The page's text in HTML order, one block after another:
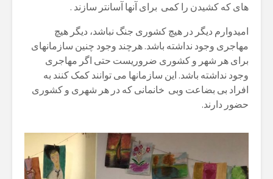
های که کشیدن را کمی برای آنها آسانتر سازند .
امیدوارم دیگر در هیچ کشوری جنگ نباشد، دیگر هیچ
مهاجری وجود نداشته باشد. هرچند وجود چنین سازمانهای
برای هر شهر و کشوری ضروریست حتی اگر مهاجری
وجود نداشته باشد. این سازمانها می توانند کمک کنند به
افراد بی بضاعت وبی خانمانی که در هر شهری و کشوری
حضور دارند.